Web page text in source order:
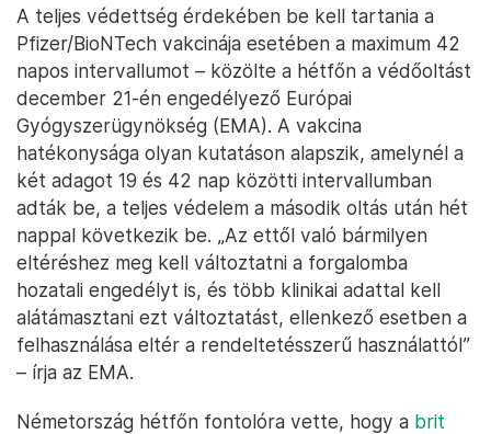
A teljes védettség érdekében be kell tartania a
Pfizer/BioNTech vakcinája esetében a maximum 42
napos intervallumot – közölte a hétfőn a védőoltást
december 21-én engedélyező Európai
Gyógyszerügynökség (EMA). A vakcina
hatékonysága olyan kutatáson alapszik, amelynél a
két adagot 19 és 42 nap közötti intervallumban
adták be, a teljes védelem a második oltás után hét
nappal következik be. „Az ettől való bármilyen
eltéréshez meg kell változtatni a forgalomba
hozatali engedélyt is, és több klinikai adattal kell
alátámasztani ezt változtatást, ellenkező esetben a
felhasználása eltér a rendeltetésszerű használattól”
– írja az EMA.
Németország hétfőn fontolóra vette, hogy a brit